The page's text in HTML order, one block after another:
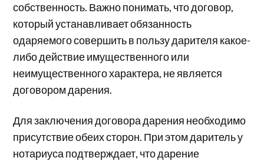
собственность. Важно понимать, что договор,
который устанавливает обязанность
одаряемого совершить в пользу дарителя какое-
либо действие имущественного или
неимущественного характера, не является
договором дарения.
Для заключения договора дарения необходимо
присутствие обеих сторон. При этом даритель у
нотариуса подтверждает, что дарение